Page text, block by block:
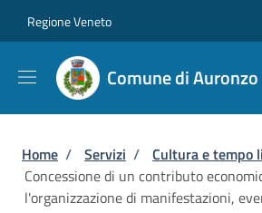
Regione Veneto
Comune di
Briciole di pane
Home / Servizi / Cultura e tempo
Concessione di un contributo
l'organizzazione di manifestazioni,